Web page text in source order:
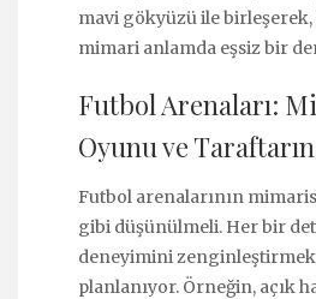
mavi gökyüzü ile
mimari anlamda eşsiz bir
Futbol Arenaları:
Oyunu ve
Futbol arenalarının
gibi düşünülmeli. Her bir
deneyimini
planlanıyor. Örneğin, açık